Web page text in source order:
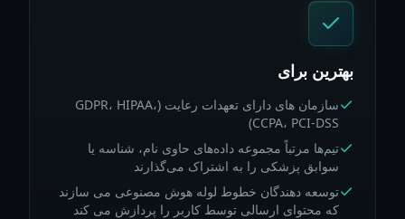
بهترین برای
سازمان های دارای تعهدات رعایت (GDPR، HIPAA،
CCPA، PCI-DSS)
تیم‌ها مرتباً مجموعه داده‌های حاوی نام، شناسه یا
سوابق پزشکی را به اشتراک می‌گذارند
توسعه دهندگان خطوط لوله هوش مصنوعی می سازند
که محتوای ارسالی توسط کاربر را پردازش می کند